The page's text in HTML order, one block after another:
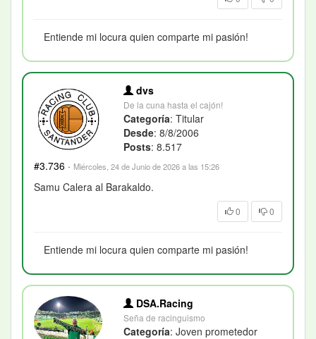
Entiende mi locura quien comparte mi pasión!
dvs
De la cuna hasta el cajón!
Categoría: Titular
Desde: 8/8/2006
Posts: 8.517
#3.736 · Miércoles, 24 de Junio de 2026 a las 15:26
Samu Calera al Barakaldo.
0 0
Entiende mi locura quien comparte mi pasión!
DSA.Racing
Seña de racinguismo
Categoría: Joven prometedor